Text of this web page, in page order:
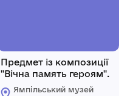
Предмет із композиції
"Вічна память героям".
Ямпільський музей